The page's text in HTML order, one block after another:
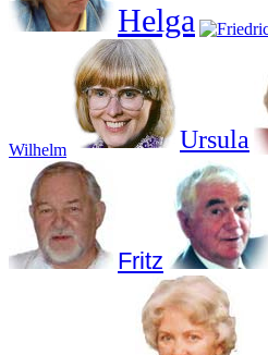
Helga
Wilhelm Ursula
Fritz